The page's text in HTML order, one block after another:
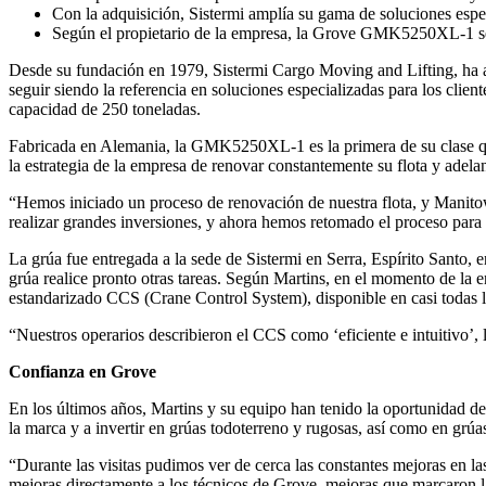
Con la adquisición, Sistermi amplía su gama de soluciones
Según el propietario de la empresa, la Grove GMK5250XL-1
Desde su fundación en 1979, Sistermi Cargo Moving and Lifting, ha
seguir siendo la referencia en soluciones especializadas para los
capacidad de 250 toneladas.
Fabricada en Alemania, la GMK5250XL-1 es la primera de su clase
la estrategia de la empresa de renovar constantemente su flota y
“Hemos iniciado un proceso de renovación de nuestra flota, y
realizar grandes inversiones, y ahora hemos retomado el proceso
La grúa fue entregada a la sede de Sistermi en Serra, Espírito
grúa realice pronto otras tareas. Según Martins, en el momento de
estandarizado CCS (Crane Control System), disponible en casi todas
“Nuestros operarios describieron el CCS como ‘eficiente e
Confianza en Grove
En los últimos años, Martins y su equipo han tenido la oportunidad
la marca y a invertir en grúas todoterreno y rugosas, así como en
“Durante las visitas pudimos ver de cerca las constantes mejoras en